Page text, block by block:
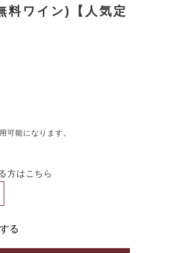
ワイン)【人気定
可能になります。
方はこちら
る